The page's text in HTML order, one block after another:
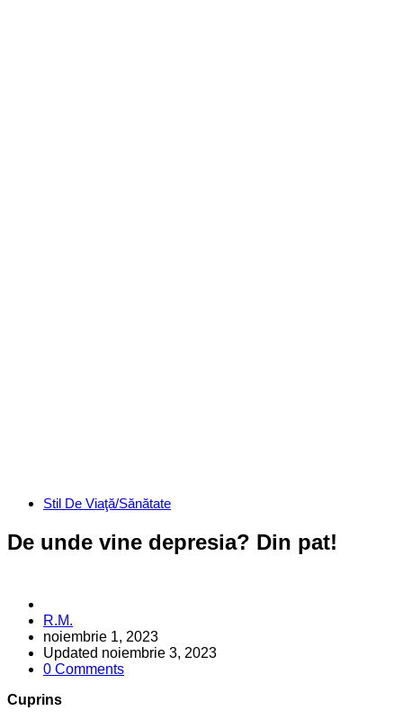
CategoriesStil De Viaţă/Sănătate
De unde vine depresia? Din pat!
Posted
by
R.M.
noiembrie 1, 2023
Updated noiembrie 3, 2023
0 Comments
Cuprins